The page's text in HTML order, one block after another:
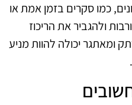
כמו סקרים בזמן אמת או
ולהגביר את הריכוז
ומאתגר יכולה להוות מניע